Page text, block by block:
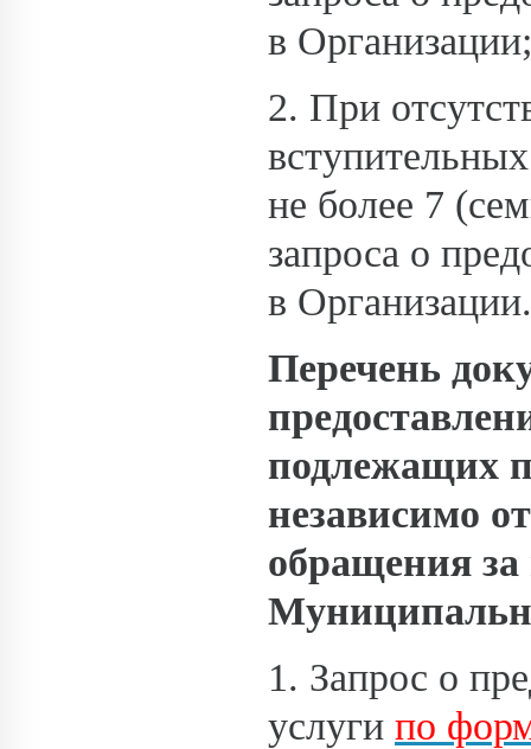
в Организации;
2. При
не более 7
запроса о
в Организации.
Перечень
подлежащих
независимо
обращения за
1. Запрос о
услуги по